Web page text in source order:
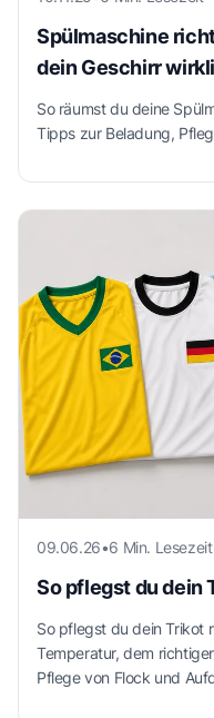
Spülmaschine
dein Geschirr
So räumst du deine
Tipps zur Beladung,
09.06.26•6 Min. Lesezeit
So pflegst du dein
So pflegst du dein Trikot
Temperatur, dem
Pflege von Flock und